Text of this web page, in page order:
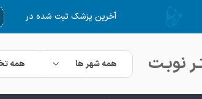
نوبـت همه شهر ها همه